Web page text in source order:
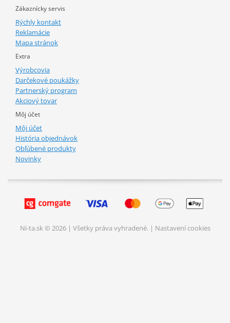
Zákaznícky servis
Rýchly kontakt
Reklamácie
Mapa stránok
Extra
Výrobcovia
Darčekové poukážky
Partnerský program
Akciový tovar
Môj účet
Môj účet
História objednávok
Obľúbené produkty
Novinky
Ni-ta.sk © 2026 | Všetky práva vyhradené. | Nastavení cookies